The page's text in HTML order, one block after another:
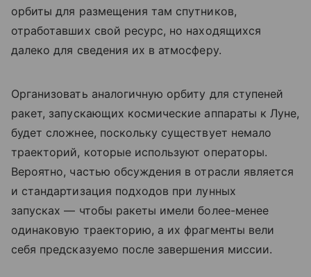
орбиты для размещения там спутников,
отработавших свой ресурс, но находящихся
далеко для сведения их в атмосферу.
Организовать аналогичную орбиту для ступеней
ракет, запускающих космические аппараты к Луне,
будет сложнее, поскольку существует немало
траекторий, которые используют операторы.
Вероятно, частью обсуждения в отрасли является
и стандартизация подходов при лунных
запусках — чтобы ракеты имели более-менее
одинаковую траекторию, а их фрагменты вели
себя предсказуемо после завершения миссии.